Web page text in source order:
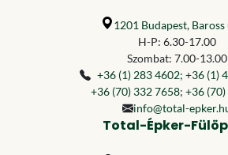
1201 Budapest, Baross
H-P: 6.30-17.00
Szombat: 7.00-13.00
+36 (1) 283 4602; +36 (1)
+36 (70) 332 7658; +36
info@total-
Total-Épker-